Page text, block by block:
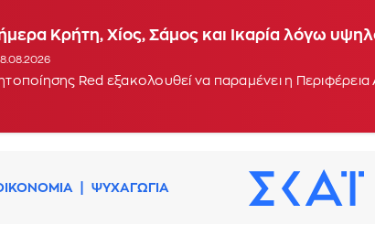
Κρήτη, Χίος, Σάμος και Ικαρία λόγω
Red εξακολουθεί να παραμένει η
ΨΥΧΑΓΩΓΙΑ